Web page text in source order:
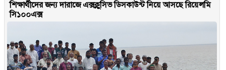
শিক্ষার্থীদের জন্য দারাজে এক্সক্লুসিভ ডিসকাউন্ট নিয়ে আসছে রিয়েলমি
সি১০০এক্স